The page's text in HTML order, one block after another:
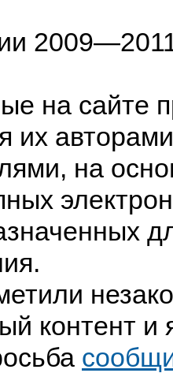
на сайте
их
на
контент и